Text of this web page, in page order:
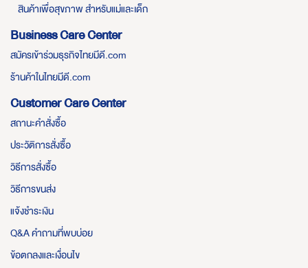
สินค้าเพื่อสุขภาพ สำหรับแม่และเด็ก
Business Care Center
สมัครเข้าร่วมธุรกิจไทยมีดี.com
ร้านค้าในไทยมีดี.com
Customer Care Center
สถานะคำสั่งซื้อ
ประวัติการสั่งซื้อ
วิธีการสั่งซื้อ
วิธีการขนส่ง
แจ้งชำระเงิน
Q&A คำถามที่พบบ่อย
ข้อตกลงและเงื่อนไข